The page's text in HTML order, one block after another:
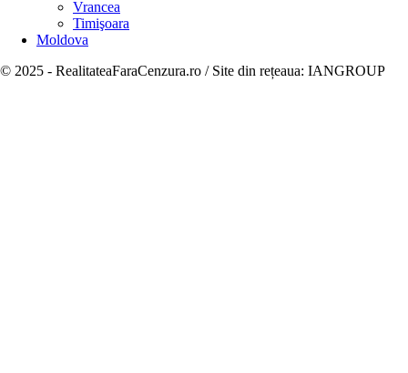
Vrancea
Timişoara
Moldova
© 2025 - RealitateaFaraCenzura.ro / Site din rețeaua: IANGROUP